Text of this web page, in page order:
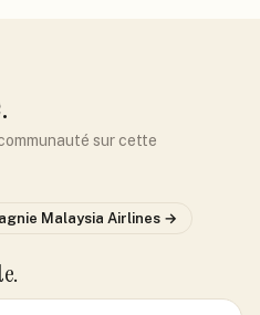
.
sur cette
Malaysia Airlines →
.